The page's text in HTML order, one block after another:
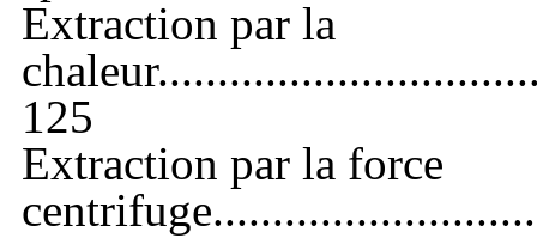
Extraction par la
chaleur.
125
Extraction par la force
centrifuge.